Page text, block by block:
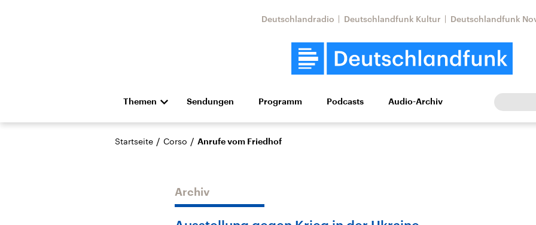
Deutschlandradio Deutschlandfunk Kultur Deutschlandfunk
Themen
Die Nachrichten Politik Wirtschaft Wissen Kultur Europa
Hörspiel und Feature Musik
Sendungen Programm Podcasts Audio-Archiv
Startseite / Corso / Anrufe vom Friedhof
Archiv